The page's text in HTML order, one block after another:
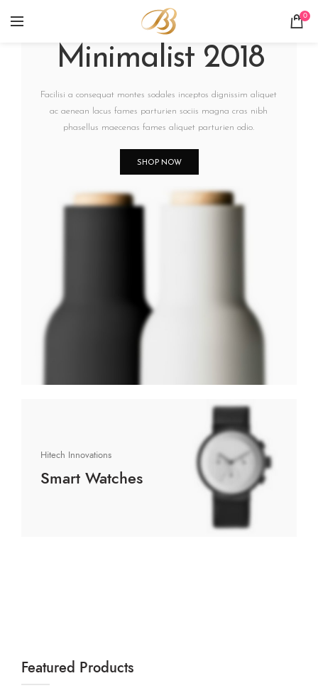
0
WoodMart
Minimalist 2018
Facilisi a consequat montes sodales inceptos dignissim aliquet
ac aenean lacus fames parturien sociis magna cras nibh
phasellus maecenas fames aliquet parturien odio.
SHOP NOW
Hitech Innovations
Smart Watches
Featured Products